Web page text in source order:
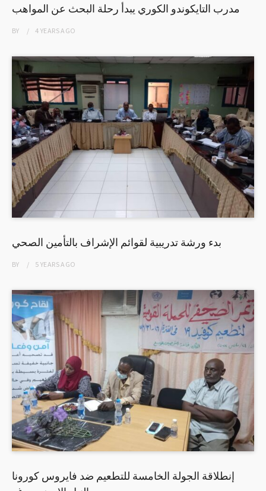
مدرب التايكوندو الكوري يبدأ رحلة البحث عن المواهب
BY 4 YEARSAGO
بدء ورشة تدريبية لقوائم الإشراف بالتأمين الصحي
BY 5 YEARSAGO
إنطلاقة الجولة الخامسة للتطعيم ضد فايروس كورونا